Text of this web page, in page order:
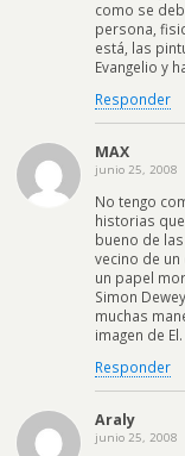
como se
persona,
está, las
Evangelio y
Responder
MAX
junio 25, 2008
No tengo
historias
bueno de
vecino de
un papel
Simon
muchas
imagen de El.
Responder
Araly
junio 25, 2008